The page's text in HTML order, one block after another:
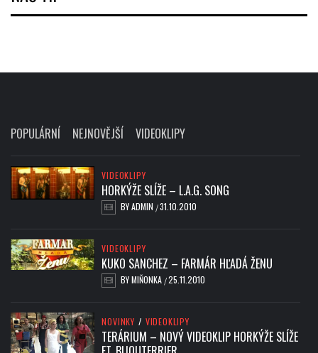
POPULÁRNÍ NEJNOVĚJŠÍ VIDEOKLIPY
VIDEOKLIPY
HORKÝŽE SLÍŽE – L.A.G. SONG
BYADMIN /31.10.2010
VIDEOKLIPY
KUKO SANCHEZ – FARMÁR HĽADÁ ŽENU
BYMIŇONKA /25.11.2010
NOVINKY / VIDEOKLIPY
TERÁRIUM – NOVÝ VIDEOKLIP HORKÝŽE SLÍŽE